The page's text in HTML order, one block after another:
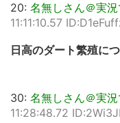
20: 名無しさん＠実
11:11:10.57
日高のダート繁殖に
30: 名無しさん＠実
11:28:48.72